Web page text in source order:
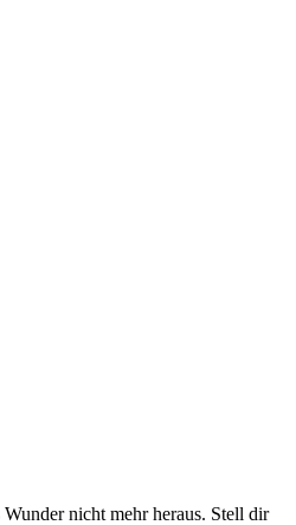
nicht mehr heraus. Stell dir